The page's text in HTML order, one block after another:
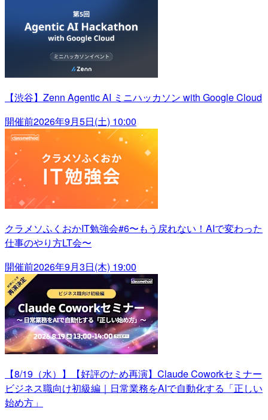
【渋谷】Zenn Agentic AI ミニハッカソン with Google Cloud
開催前2026年9月5日(土) 10:00
クラメソふくおかIT勉強会#6〜もう戻れない！AIで変わった
仕事のやり方LT会〜
開催前2026年9月3日(木) 19:00
【8/19（水）】【好評のため再演】Claude Coworkセミナー
ビジネス職向け初級編｜日常業務をAIで自動化する「正しい
始め方」